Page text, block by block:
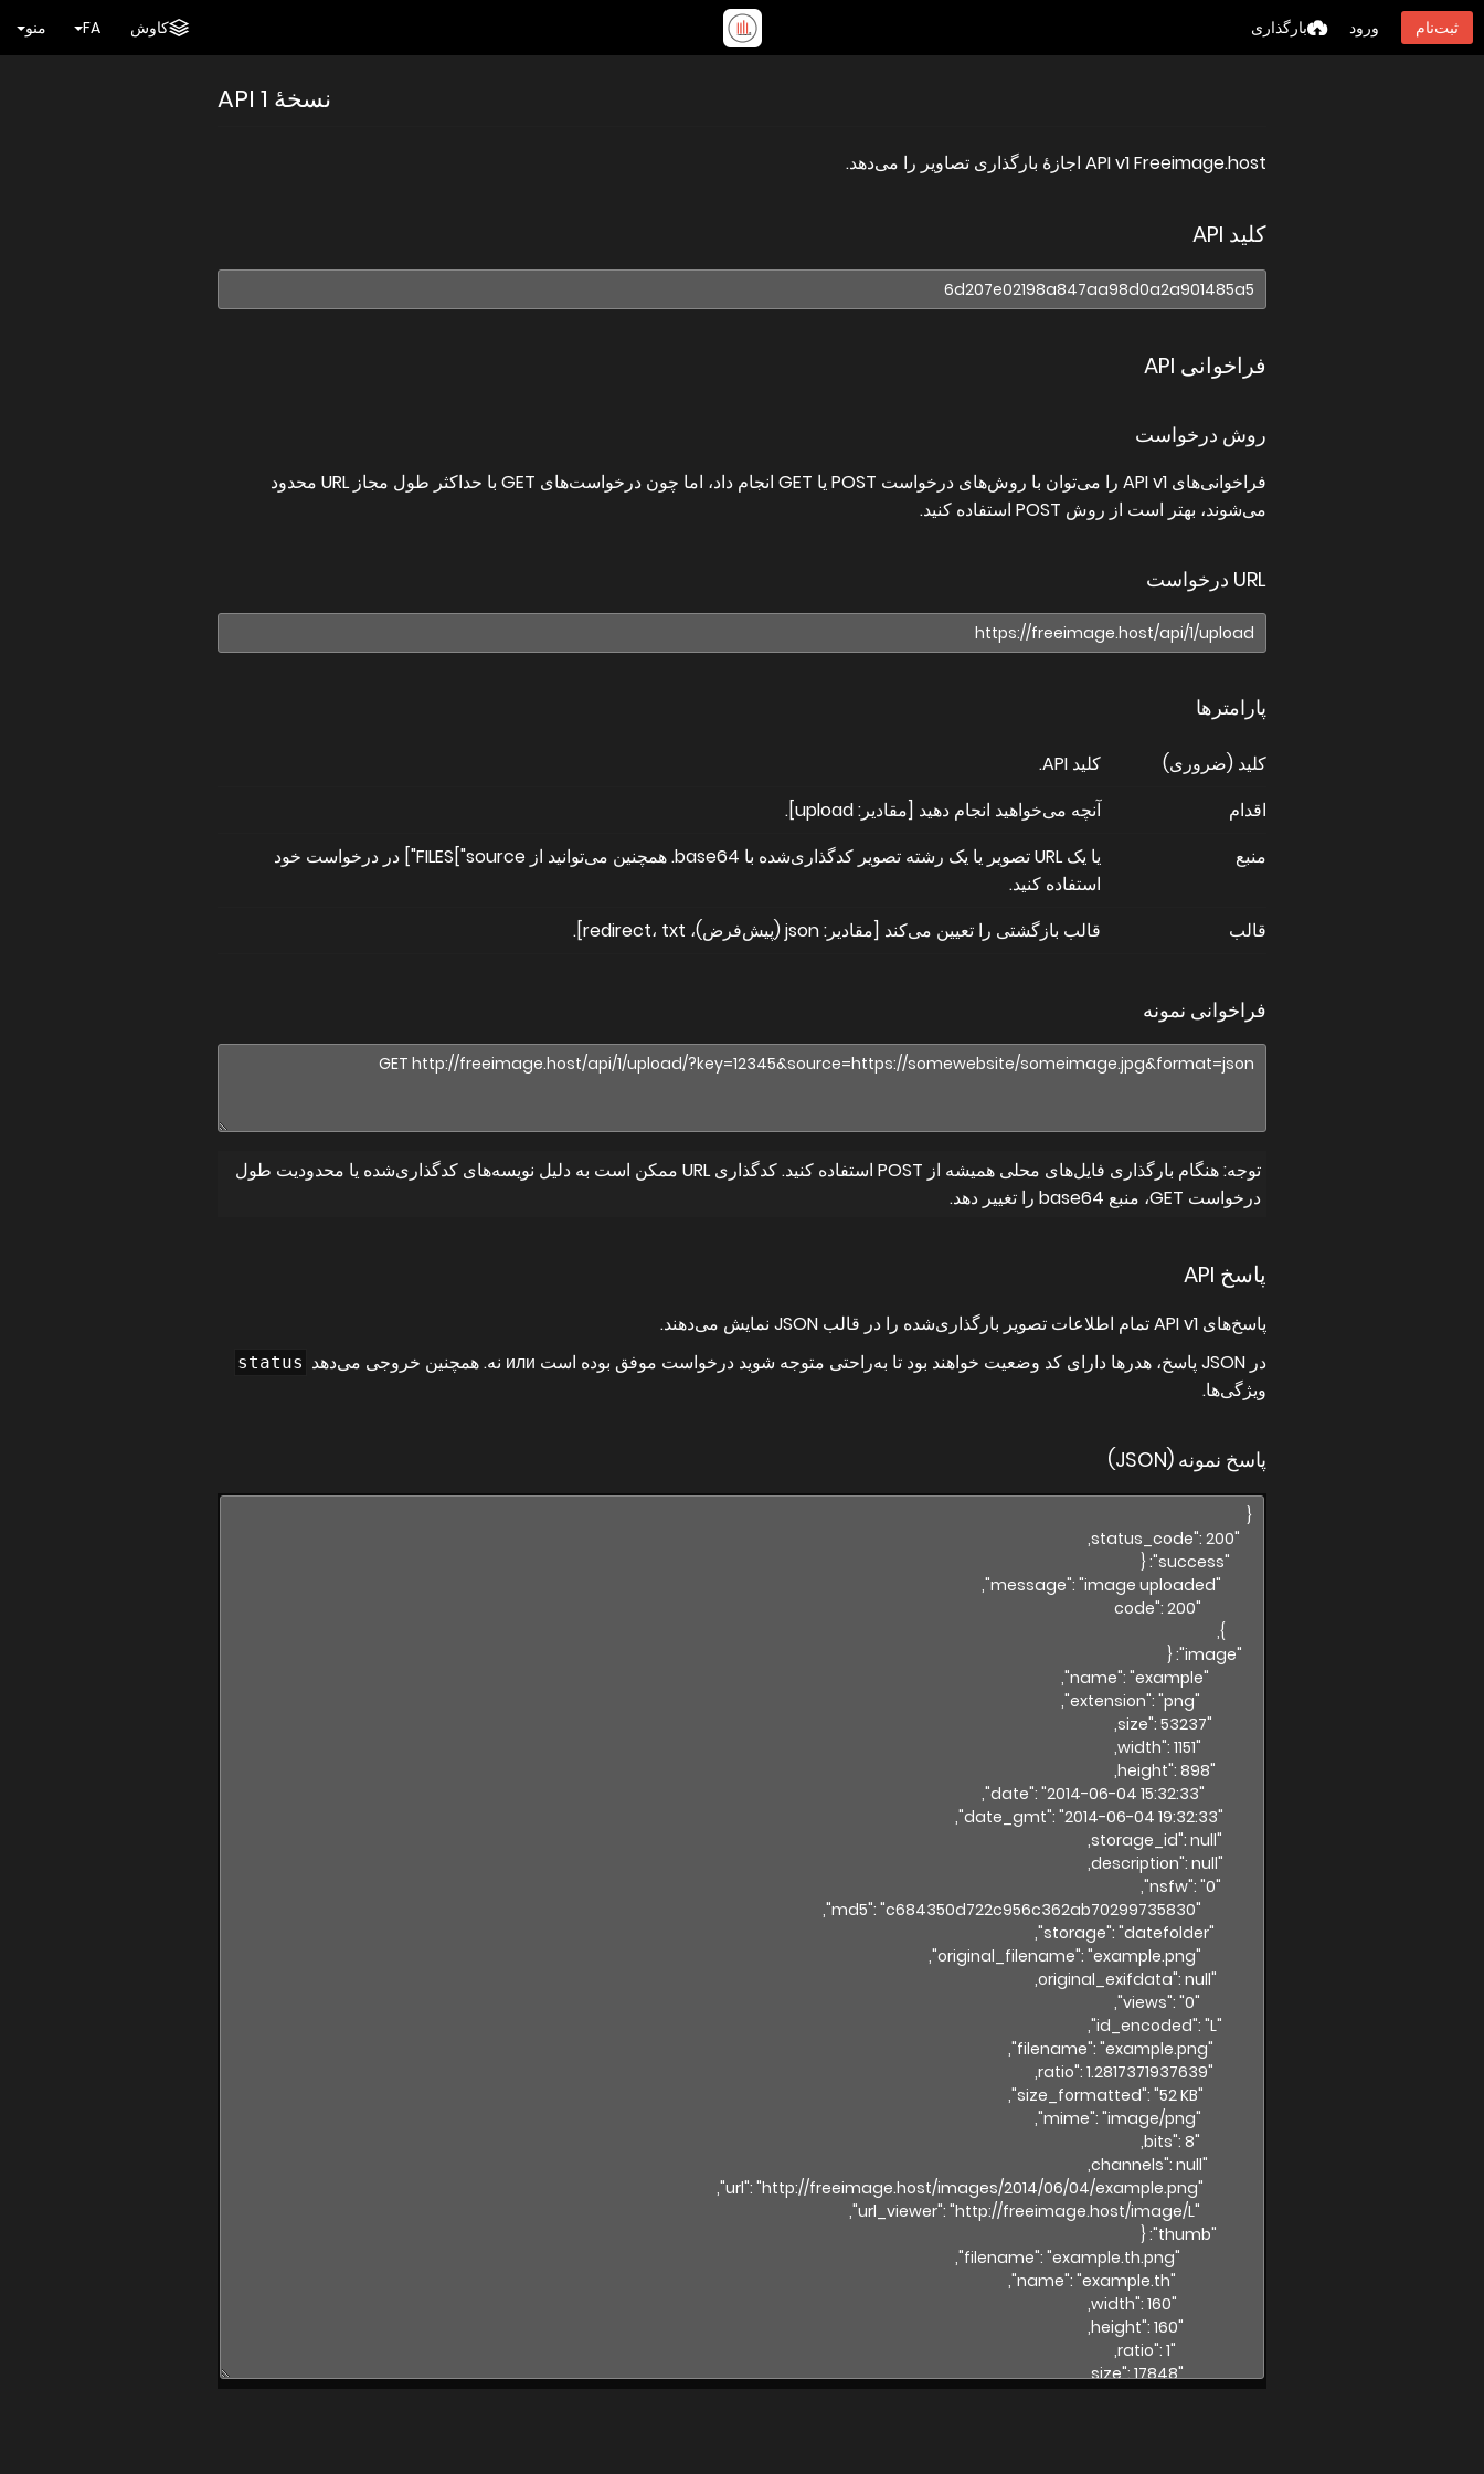
منو FA کاوش بارگذاری ورود ثبت‌نام
نسخهٔ 1 API
API v1 Freeimage.host اجازهٔ بارگذاری تصاویر را می‌دهد.
کلید API
فراخوانی API
روش درخواست
فراخوانی‌های API v1 را می‌توان با روش‌های درخواست POST یا GET انجام داد، اما چون درخواست‌های GET با حداکثر طول مجاز URL محدود
می‌شوند، بهتر است از روش POST استفاده کنید.
URL درخواست
پارامترها
کلید (ضروری)
کلید API.
اقدام
آنچه می‌خواهید انجام دهید [مقادیر: upload].
منبع
یا یک URL تصویر یا یک رشته تصویر کدگذاری‌شده با base64. همچنین می‌توانید از FILES["source"] در درخواست خود
استفاده کنید.
قالب
قالب بازگشتی را تعیین می‌کند [مقادیر: json (پیش‌فرض)، redirect، txt].
فراخوانی نمونه
توجه: هنگام بارگذاری فایل‌های محلی همیشه از POST استفاده کنید. کدگذاری URL ممکن است به دلیل نویسه‌های کدگذاری‌شده یا محدودیت طول
درخواست GET، منبع base64 را تغییر دهد.
پاسخ API
پاسخ‌های API v1 تمام اطلاعات تصویر بارگذاری‌شده را در قالب JSON نمایش می‌دهند.
در JSON پاسخ، هدرها دارای کد وضعیت خواهند بود تا به‌راحتی متوجه شوید درخواست موفق بوده است или نه. همچنین خروجی می‌دهد
status
ویژگی‌ها.
پاسخ نمونه (JSON)